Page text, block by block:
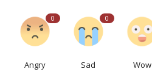
0
Angry
0
Sad Wow